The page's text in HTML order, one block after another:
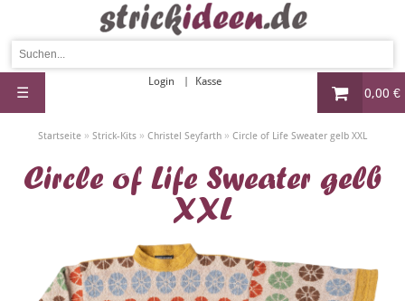
0,00 €
Login Kasse
☰
Startseite » Strick-Kits » Christel Seyfarth » Circle of Life Sweater gelb XXL
Circle of Life Sweater gelb
XXL